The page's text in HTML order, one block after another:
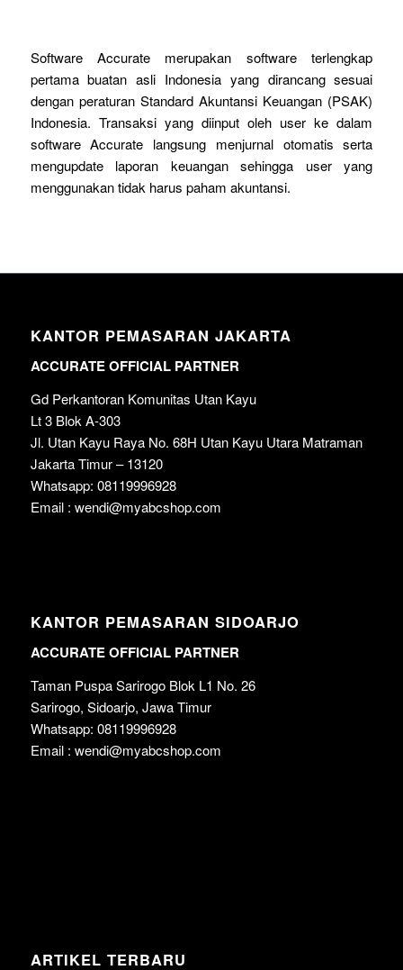
Software Accurate merupakan software terlengkap
pertama buatan asli Indonesia yang dirancang sesuai
dengan peraturan Standard Akuntansi Keuangan (PSAK)
Indonesia. Transaksi yang diinput oleh user ke dalam
software Accurate langsung menjurnal otomatis serta
mengupdate laporan keuangan sehingga user yang
menggunakan tidak harus paham akuntansi.
KANTOR PEMASARAN JAKARTA
ACCURATE OFFICIAL PARTNER
Gd Perkantoran Komunitas Utan Kayu
Lt 3 Blok A-303
Jl. Utan Kayu Raya No. 68H Utan Kayu Utara Matraman
Jakarta Timur – 13120
Whatsapp: 08119996928
Email : wendi@myabcshop.com
KANTOR PEMASARAN SIDOARJO
ACCURATE OFFICIAL PARTNER
Taman Puspa Sarirogo Blok L1 No. 26
Sarirogo, Sidoarjo, Jawa Timur
Whatsapp: 08119996928
Email : wendi@myabcshop.com
ARTIKEL TERBARU